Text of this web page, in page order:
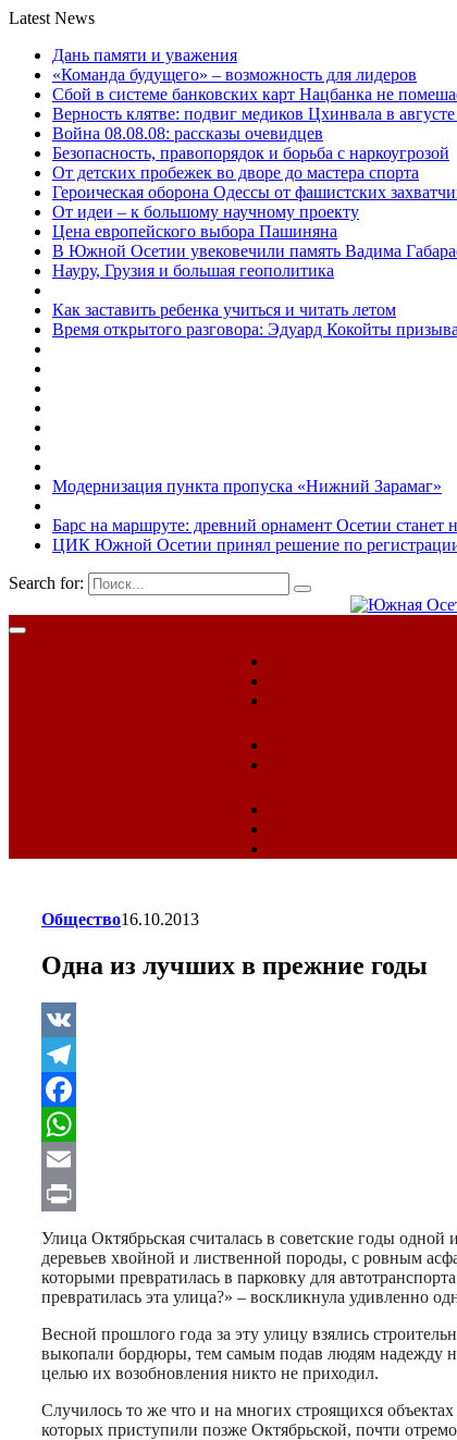
Latest News
Дань памяти и уважения
«Команда будущего» – возможность для лидеров
Сбой в системе банковских карт Нацбанка не
Верность клятве: подвиг медиков Цхинвала в августе
Война 08.08.08: рассказы очевидцев
Безопасность, правопорядок и борьба с наркоугрозой
От детских пробежек во дворе до мастера спорта
Героическая оборона Одессы от фашистских
От идеи – к большому научному проекту
Цена европейского выбора Пашиняна
В Южной Осетии увековечили память Вадима
Науру, Грузия и большая геополитика
Как заставить ребенка учиться и читать летом
Время открытого разговора: Эдуард Кокойты
Модернизация пункта пропуска «Нижний Зарамаг»
Барс на маршруте: древний орнамент Осетии станет
ЦИК Южной Осетии принял решение по регистрации
Search for:
Общество16.10.2013
Одна из лучших в прежние годы
VK
Telegram
Facebook
WhatsApp
Email
Print
Улица Октябрьская считалась в советские годы
деревьев хвойной и лиственной породы, с ровным
которыми превратилась в парковку для
превратилась эта улица?» – воскликнула удивленно
Весной прошлого года за эту улицу взялись
выкопали бордюры, тем самым подав людям надежду
целью их возобновления никто не приходил.
Случилось то же что и на многих строящихся
которых приступили позже Октябрьской, почти